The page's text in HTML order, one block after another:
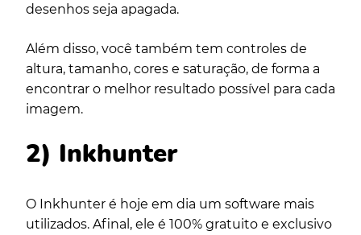
desenhos seja apagada.
Além disso, você também tem controles de
altura, tamanho, cores e saturação, de forma a
encontrar o melhor resultado possível para cada
imagem.
2) Inkhunter
O Inkhunter é hoje em dia um software mais
utilizados. Afinal, ele é 100% gratuito e exclusivo